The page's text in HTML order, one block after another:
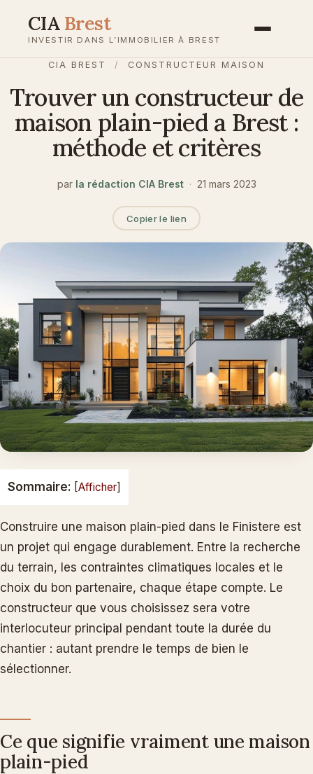
CIA Brest
INVESTIR DANS L’IMMOBILIER À BREST
CIA BREST / CONSTRUCTEUR MAISON
Trouver un constructeur de
maison plain-pied a Brest :
méthode et critères
par la rédaction CIA Brest · 21 mars 2023
Copier le lien
Sommaire: [Afficher]
Construire une maison plain-pied dans le Finistere est
un projet qui engage durablement. Entre la recherche
du terrain, les contraintes climatiques locales et le
choix du bon partenaire, chaque étape compte. Le
constructeur que vous choisissez sera votre
interlocuteur principal pendant toute la durée du
chantier : autant prendre le temps de bien le
sélectionner.
Ce que signifie vraiment une maison
plain-pied